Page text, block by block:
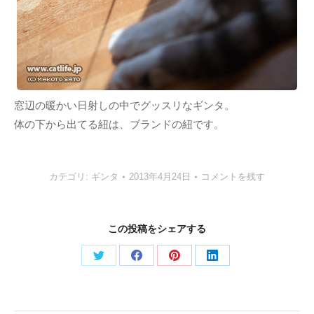
窓辺の暖かい日射しの中でグッスリなギンタ。
体の下から出てる紐は、ブランドの紐です。
カテゴリ: ギンタ 2013年4月24日 コメントを残す
この投稿をシェアする
Share
Share
Share
Share